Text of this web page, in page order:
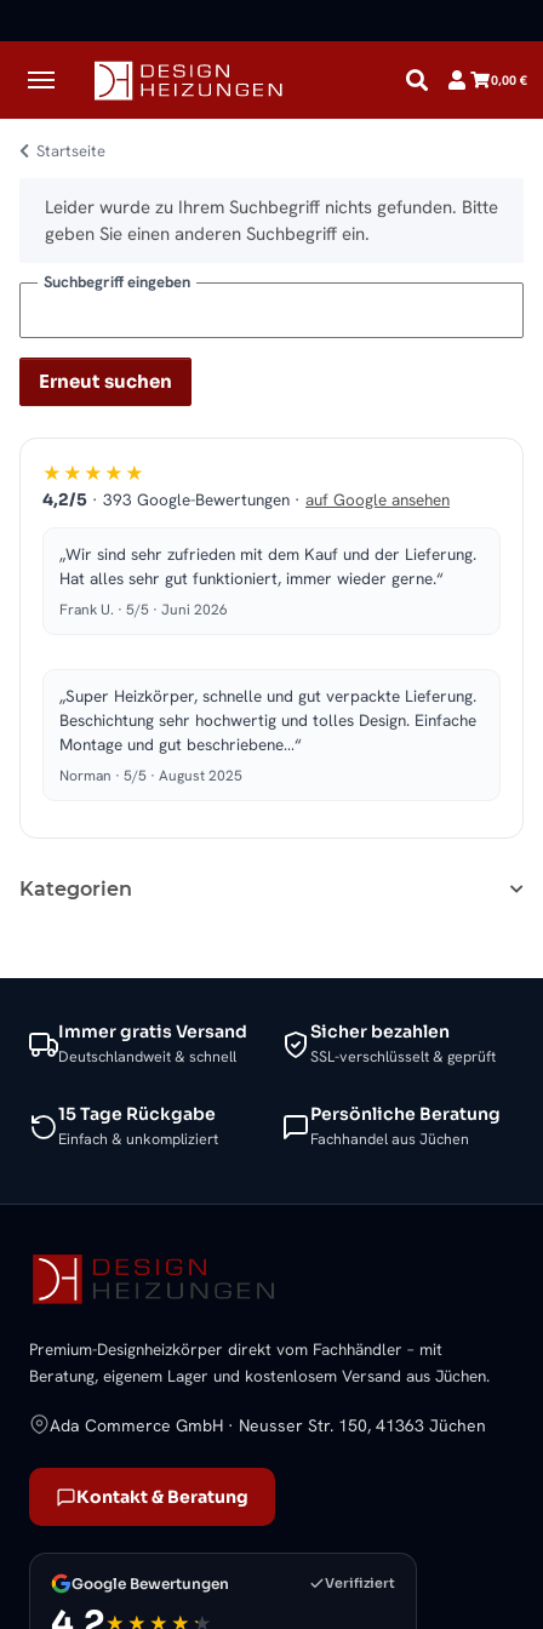
0,00 €
Startseite
x
Leider wurde zu Ihrem Suchbegriff nichts gefunden. Bitte
geben Sie einen anderen Suchbegriff ein.
Suchbegriff eingeben
Erneut suchen
★★★★★
4,2/5 · 393 Google-Bewertungen · auf Google ansehen
„Wir sind sehr zufrieden mit dem Kauf und der Lieferung.
Hat alles sehr gut funktioniert, immer wieder gerne.“
Frank U. · 5/5 · Juni 2026
„Super Heizkörper, schnelle und gut verpackte Lieferung.
Beschichtung sehr hochwertig und tolles Design. Einfache
Montage und gut beschriebene…“
Norman · 5/5 · August 2025
Kategorien
Immer gratis Versand
Deutschlandweit & schnell
Sicher bezahlen
SSL-verschlüsselt & geprüft
15 Tage Rückgabe
Einfach & unkompliziert
Persönliche Beratung
Fachhandel aus Jüchen
Premium-Designheizkörper direkt vom Fachhändler – mit
Beratung, eigenem Lager und kostenlosem Versand aus Jüchen.
Ada Commerce GmbH · Neusser Str. 150, 41363 Jüchen
Kontakt & Beratung
Google Bewertungen Verifiziert